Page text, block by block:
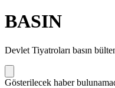
BASIN
Devlet Tiyatroları basın
Gösterilecek haber